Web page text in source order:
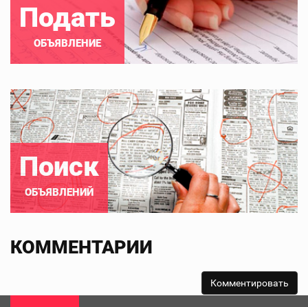
Подать
ОБЪЯВЛЕНИЕ
Поиск
ОБЪЯВЛЕНИЙ
КОММЕНТАРИИ